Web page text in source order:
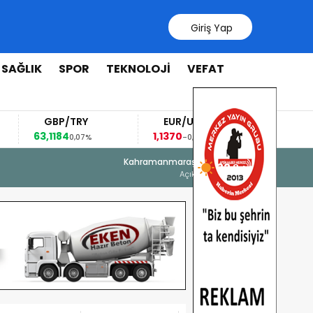
Giriş Yap
SAĞLIK SPOR TEKNOLOJİ
VEFAT
GBP/TRY
63,11840,07%
EUR/USD
1,1370-0,06%
96,78
6 Ağustos 2026 - 16:23
Onikişubat Belediyesi’nin Gündüz
Kahramanmaraş
Açık 32 °